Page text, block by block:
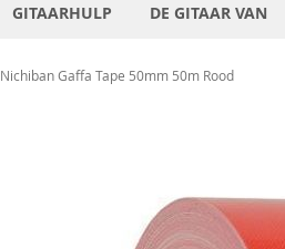
GITAARHULP DE GITAAR VAN
Nichiban Gaffa Tape 50mm 50m Rood